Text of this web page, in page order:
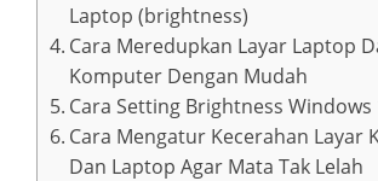
Laptop (brightness)
Cara Meredupkan Layar Laptop
Komputer Dengan Mudah
Cara Setting Brightness Windows
Cara Mengatur Kecerahan Layar
Dan Laptop Agar Mata Tak Lelah